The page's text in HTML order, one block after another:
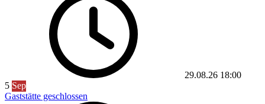
29.08.26 18:00
5 Sep
Gaststätte geschlossen